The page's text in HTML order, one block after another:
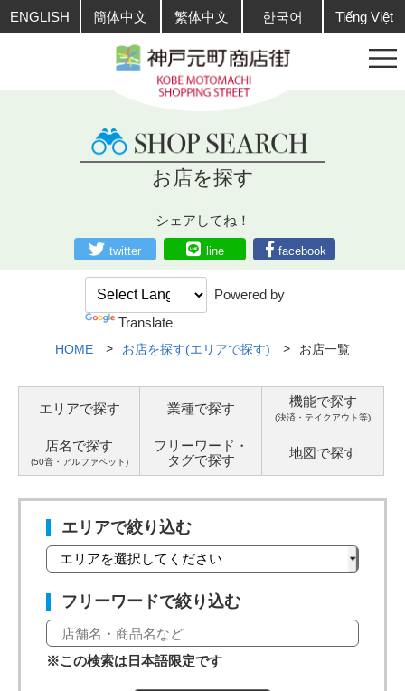
ENGLISH 簡体中文 繁体中文 한국어 Tiếng Việt
お店を探す
シェアしてね！
twitter line facebook
Powered by
Translate
HOME お店を探す(エリアで探す) お店一覧
エリアで探す 業種で探す 機能で探す
(決済・テイクアウト等)
店名で探す
(50音・アルファベット)
フリーワード・
タグで探す 地図で探す
エリアで絞り込む
フリーワードで絞り込む
※この検索は日本語限定です